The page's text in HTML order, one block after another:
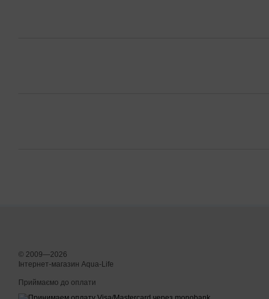
© 2009—2026
Інтернет-магазин Aqua-Life
Приймаємо до оплати